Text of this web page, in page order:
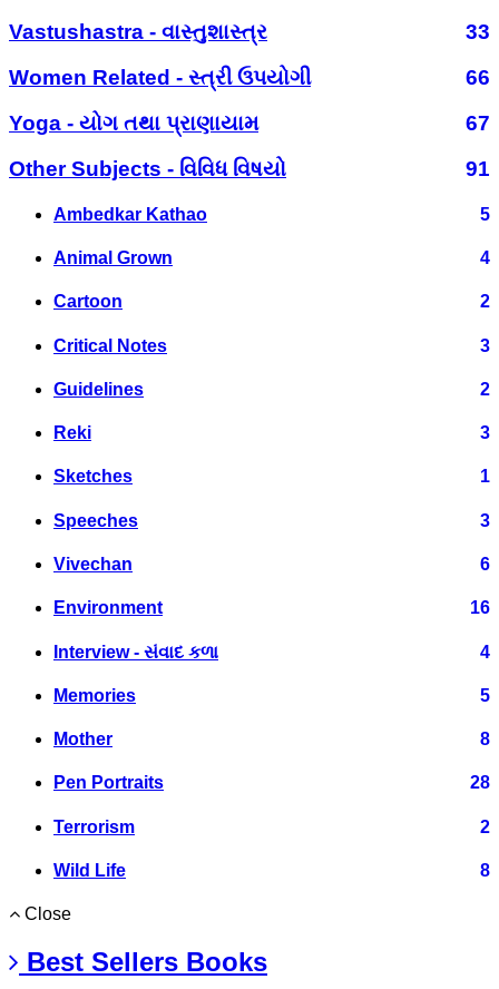
Vastushastra - વાસ્તુશાસ્ત્ર
33
Women Related - સ્ત્રી ઉપયોગી
66
Yoga - યોગ તથા પ્રાણાયામ
67
Other Subjects - વિવિધ વિષયો
91
Ambedkar Kathao 5
Animal Grown 4
Cartoon 2
Critical Notes 3
Guidelines 2
Reki 3
Sketches 1
Speeches 3
Vivechan 6
Environment 16
Interview - સંવાદ કળા 4
Memories 5
Mother 8
Pen Portraits 28
Terrorism 2
Wild Life 8
Close
Best Sellers Books